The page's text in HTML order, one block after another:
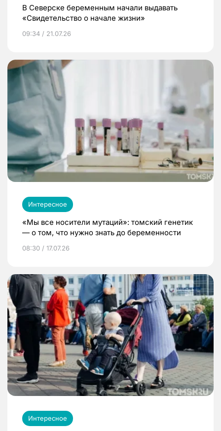
В Северске беременным начали выдавать
«Свидетельство о начале жизни»
09:34 / 21.07.26
Интересное
«Мы все носители мутаций»: томский генетик
— о том, что нужно знать до беременности
08:30 / 17.07.26
Интересное